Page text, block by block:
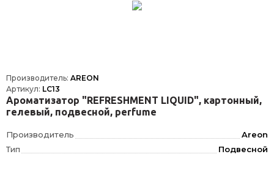
Производитель: AREON
Артикул: LC13
Ароматизатор "REFRESHMENT LIQUID", картонный,
гелевый, подвесной, perfume
Производитель
Areon
Тип
Подвесной